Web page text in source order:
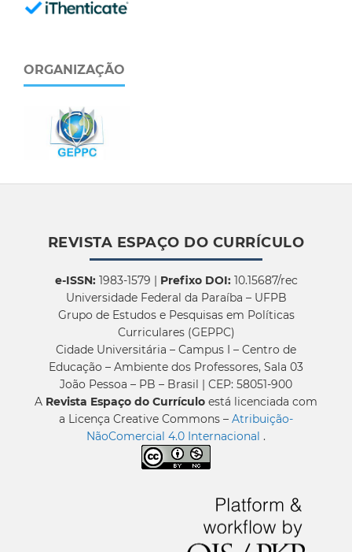
ORGANIZAÇÃO
REVISTA ESPAÇO DO CURRÍCULO
e-ISSN:1983-1579 | Prefixo DOI:10.15687/rec
Universidade Federal da Paraíba – UFPB
Grupo de Estudos e Pesquisas em Políticas
Curriculares (GEPPC)
Cidade Universitária – Campus I – Centro de
Educação – Ambiente dos Professores, Sala 03
João Pessoa – PB – Brasil | CEP: 58051-900
A Revista Espaço do Currículo está licenciada com
a Licença Creative Commons – Atribuição-
NãoComercial 4.0 Internacional .